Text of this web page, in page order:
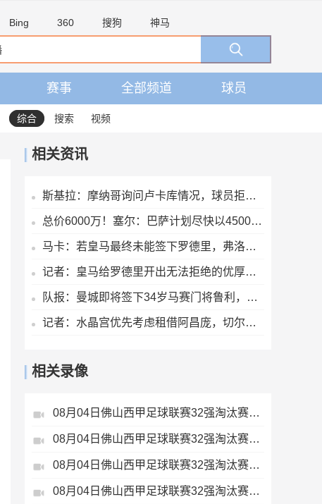
Bing 360 搜狗 神马
赛事 全部频道 球员
综合 搜索 视频
相关资讯
斯基拉：摩纳哥询问卢卡库情况，球员拒绝两份土超报价
总价6000万！塞尔：巴萨计划尽快以4500万欧+1500万报价罗德里
马卡：若皇马最终未能签下罗德里，弗洛伦蒂诺必须向外界解释
记者：皇马给罗德里开出无法拒绝的优厚条件，但罗德里选了另一边
队报：曼城即将签下34岁马赛门将鲁利，转会费350万欧元
记者：水晶宫优先考虑租借阿昌庞，切尔西尚未决定球员未来
相关录像
08月04日佛山西甲足球联赛32强淘汰赛肇庆恒骏成VS三七互娱全场录像
08月04日佛山西甲足球联赛32强淘汰赛广东西南建设VS香港圣徒全场录像
08月04日佛山西甲足球联赛32强淘汰赛贪玩游戏VS美的薪火全场录像
08月04日佛山西甲足球联赛32强淘汰赛藝品高國際VS湛江狂狼·粵辉能源全场录像